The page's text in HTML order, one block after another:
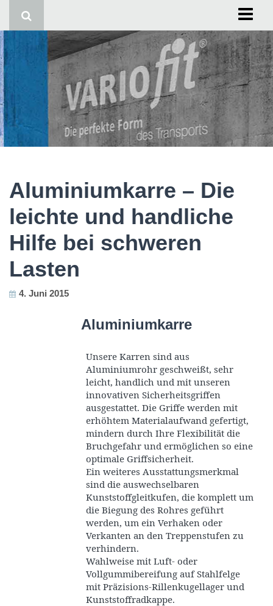
Impressum
Aluminiumkarre – Die
leichte und handliche
Hilfe bei schweren
Lasten
4. Juni 2015
Aluminiumkarre
Unsere Karren sind aus
Aluminiumrohr geschweißt, sehr
leicht, handlich und mit unseren
innovativen Sicherheitsgriffen
ausgestattet. Die Griffe werden mit
erhöhtem Materialaufwand gefertigt,
mindern durch Ihre Flexibilität die
Bruchgefahr und ermöglichen so eine
optimale Griffsicherheit.
Ein weiteres Ausstattungsmerkmal
sind die auswechselbaren
Kunststoffgleitkufen, die komplett um
die Biegung des Rohres geführt
werden, um ein Verhaken oder
Verkanten an den Treppenstufen zu
verhindern.
Wahlweise mit Luft- oder
Vollgummibereifung auf Stahlfelge
mit Präzisions-Rillenkugellager und
Kunststoffradkappe.